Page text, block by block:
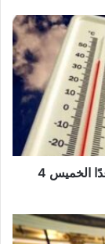
هيئة الأرصاد الجوية تكشف حالة الطقس غدًا الخميس 4